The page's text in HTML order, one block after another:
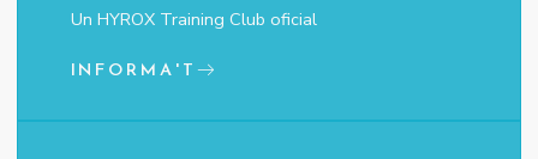
Un HYROX Training Club oficial
INFORMA'T